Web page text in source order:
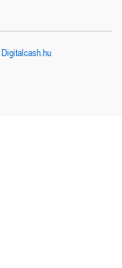
Digitalcash.hu